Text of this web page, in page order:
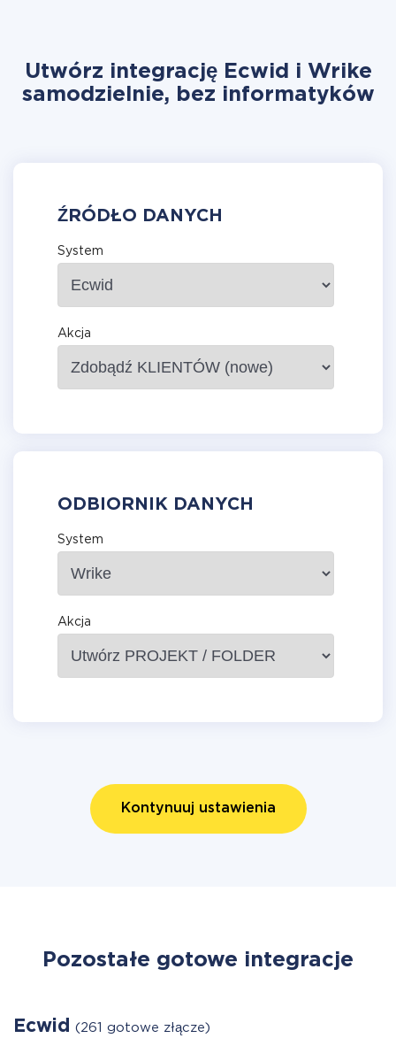
Utwórz integrację Ecwid i Wrike
samodzielnie, bez informatyków
ŹRÓDŁO DANYCH
System
Akcja
ODBIORNIK DANYCH
System
Akcja
Kontynuuj ustawienia
Pozostałe gotowe integracje
Ecwid (261 gotowe złącze)